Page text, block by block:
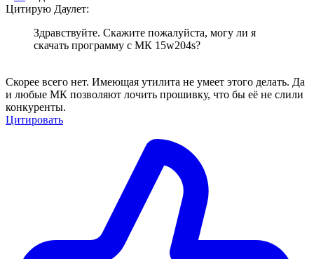
Цитирую Даулет:
Здравствуйте. Скажите пожалуйста, могу ли я
скачать программу с МК 15w204s?
Скорее всего нет. Имеющая утилита не умеет этого делать. Да
и любые МК позволяют лочить прошивку, что бы её не слили
конкуренты.
Цитировать